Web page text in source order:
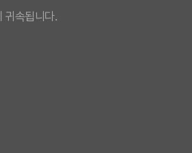
다.
귀속됩니다.